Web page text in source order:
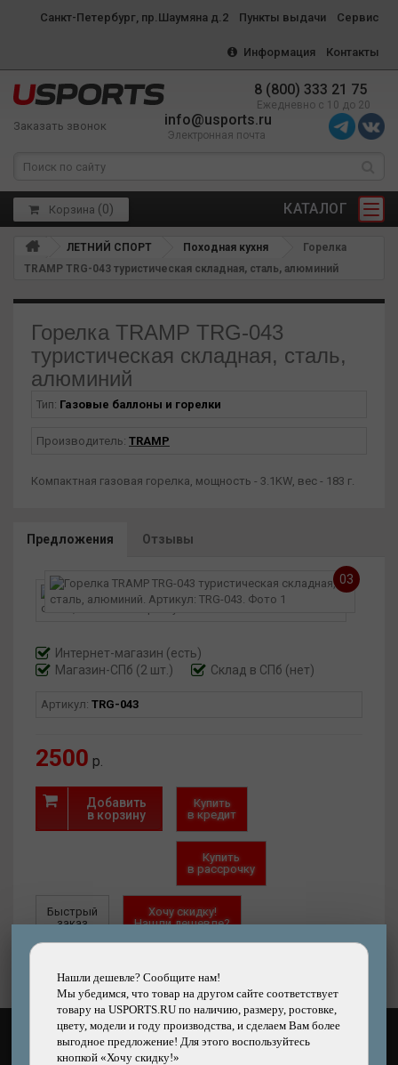
Санкт-Петербург, пр.Шаумяна д.2 Пункты выдачи Сервис
Информация Контакты
8 (800) 333 21 75
Ежедневно с 10 до 20
Заказать звонок info@usports.ru
Электронная почта
КАТАЛОГ
Корзина (0)
ЛЕТНИЙ СПОРТ Походная кухня
Горелка
TRAMP TRG-043 туристическая складная, сталь, алюминий
Горелка TRAMP TRG-043
туристическая складная, сталь,
алюминий
Тип: Газовые баллоны и горелки
Производитель: TRAMP
Компактная газовая горелка, мощность - 3.1KW, вес - 183 г.
Предложения Отзывы
03
Интернет-магазин (есть)
Магазин-СПб (2 шт.)
Склад в СПб (нет)
Артикул: TRG-043
2500 р.
Нашли дешевле? Сообщите нам!
Мы убедимся, что товар на другом сайте соответствует
товару на USPORTS.RU по наличию, размеру, ростовке,
цвету, модели и году производства, и сделаем Вам более
выгодное предложение! Для этого воспользуйтесь
кнопкой «Хочу скидку!»
Добавить
в корзину
Купить
в кредит
Купить
в рассрочку
Быстрый
заказ
Хочу скидку!
Нашли дешевле?
КАК ОПЛАТИТЬ?